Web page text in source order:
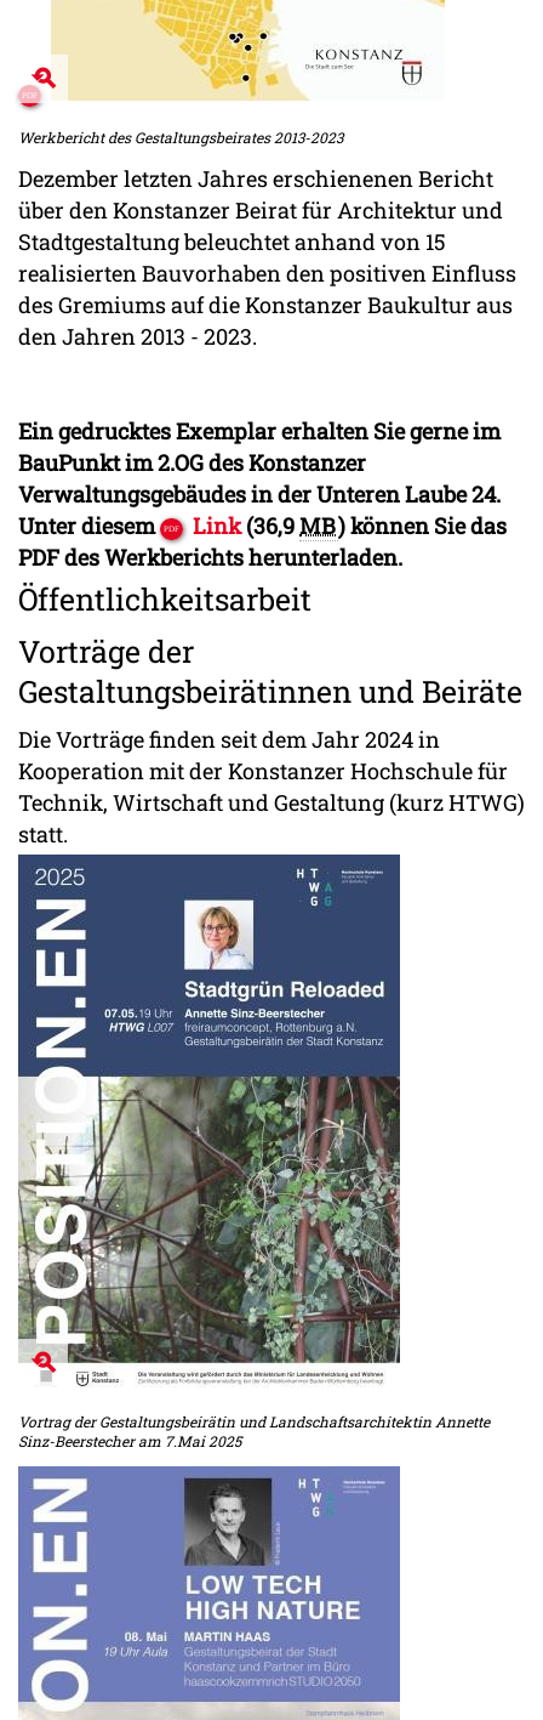
Werkbericht des Gestaltungsbeirates 2013-2023
Dezember letzten Jahres erschienenen Bericht
über den Konstanzer Beirat für Architektur und
Stadtgestaltung beleuchtet anhand von 15
realisierten Bauvorhaben den positiven Einfluss
des Gremiums auf die Konstanzer Baukultur aus
den Jahren 2013 - 2023.
Ein gedrucktes Exemplar erhalten Sie gerne im
BauPunkt im 2.OG des Konstanzer
Verwaltungsgebäudes in der Unteren Laube 24.
Unter diesem
Link(36,9MB)können Sie das
PDF des Werkberichts herunterladen.
Öffentlichkeitsarbeit
Vorträge der
Gestaltungsbeirätinnen und Beiräte
Die Vorträge finden seit dem Jahr 2024 in
Kooperation mit der Konstanzer Hochschule für
Technik, Wirtschaft und Gestaltung (kurz HTWG)
statt.
Vortrag der Gestaltungsbeirätin und Landschaftsarchitektin Annette
Sinz-Beerstecher am 7.Mai 2025